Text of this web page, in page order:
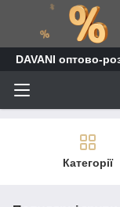
DAVANI оптово-
Категорії